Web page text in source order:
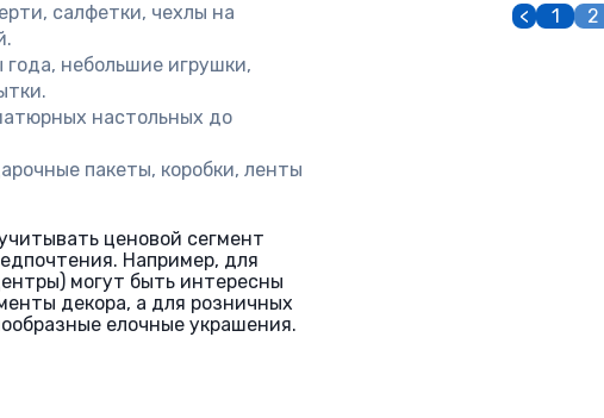
салфетки, чехлы на
года, небольшие игрушки,
настольных до
пакеты, коробки, ленты
ценовой сегмент
Например, для
могут быть интересны
декора, а для розничных
елочные украшения.
< 1 2